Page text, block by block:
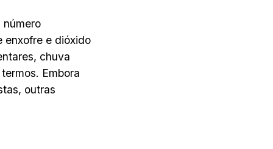
número
enxofre e dióxido
chuva
Embora
outras